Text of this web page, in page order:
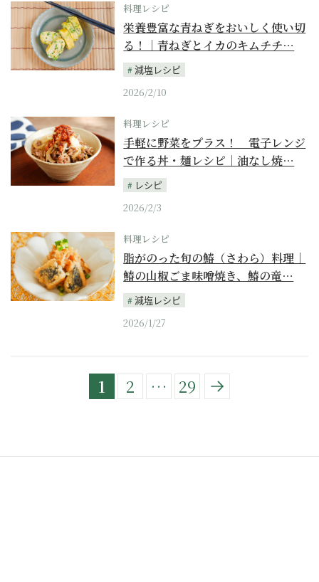
料理レシピ
栄養豊富な青ねぎをおいしく使い切
る！｜青ねぎとイカのキムチチ…
減塩レシピ
2026/2/10
料理レシピ
手軽に野菜をプラス！ 電子レンジ
で作る丼・麺レシピ｜油なし焼…
レシピ
2026/2/3
料理レシピ
脂がのった旬の鰆（さわら）料理｜
鰆の山椒ごま味噌焼き、鰆の竜…
減塩レシピ
2026/1/27
1 2 … 29